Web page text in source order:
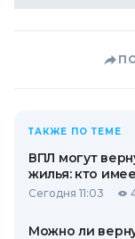
ТАКЖЕ ПО ТЕМЕ
ВПЛ могут
жилья: кто
Сегодня 11:03
Можно ли